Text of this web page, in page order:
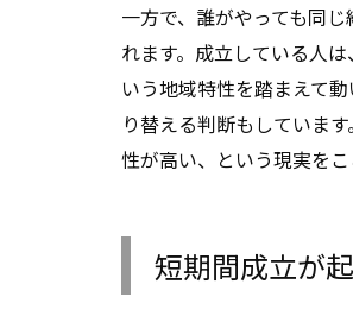
一方で、誰がやっても同
れます。成立している人
いう地域特性を踏まえて
り替える判断もしていま
性が高い、という現実をこ
短期間成立が